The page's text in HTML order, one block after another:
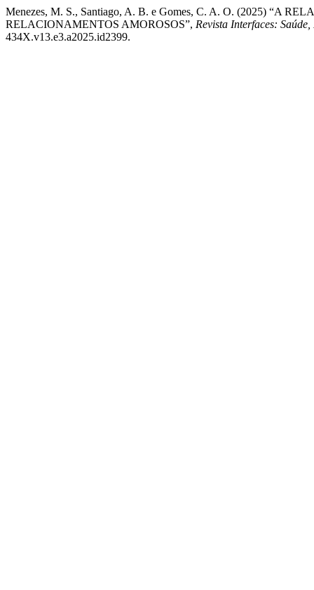
Menezes, M. S., Santiago, A. B. e Gomes, C. A. O. (2025) “A
RELACIONAMENTOS AMOROSOS”, Revista Interfaces:
434X.v13.e3.a2025.id2399.